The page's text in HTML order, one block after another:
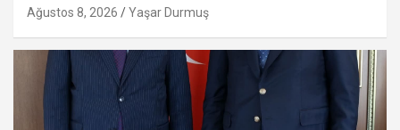
Ağustos 8, 2026 Yaşar Durmuş